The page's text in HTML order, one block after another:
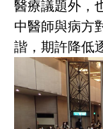
醫療議題外，
中醫師與病方
諧，期許降低